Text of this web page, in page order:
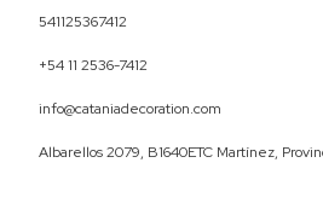
541125367412
+54 11 2536-7412
info@cataniadecoration.com
Albarellos 2079, B1640ETC Martínez,